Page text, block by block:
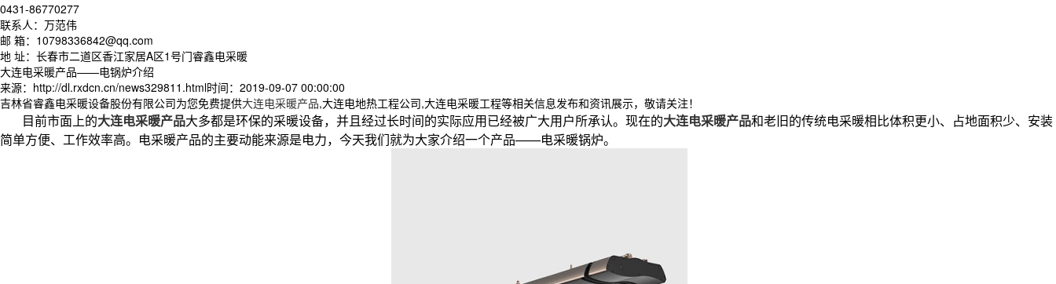
0431-86770277
联系人：万范伟
邮 箱：10798336842@qq.com
地 址：长春市二道区香江家居A区1号门睿鑫电采暖
大连电采暖产品——电锅炉介绍
来源：http://dl.rxdcn.cn/news329811.html时间：2019-09-07 00:00:00
吉林省睿鑫电采暖设备股份有限公司为您免费提供大连电采暖产品,大连电地热工程公司,大连电采暖工程等相关信息发布和资讯展示，敬请关注！
目前市面上的大连电采暖产品大多都是环保的采暖设备，并且经过长时间的实际应用已经被广大用户所承认。现在的大连电采暖产品和老旧的传统电采暖相比体积更小、占地面积少、安装
简单方便、工作效率高。电采暖产品的主要动能来源是电力，今天我们就为大家介绍一个产品——电采暖锅炉。